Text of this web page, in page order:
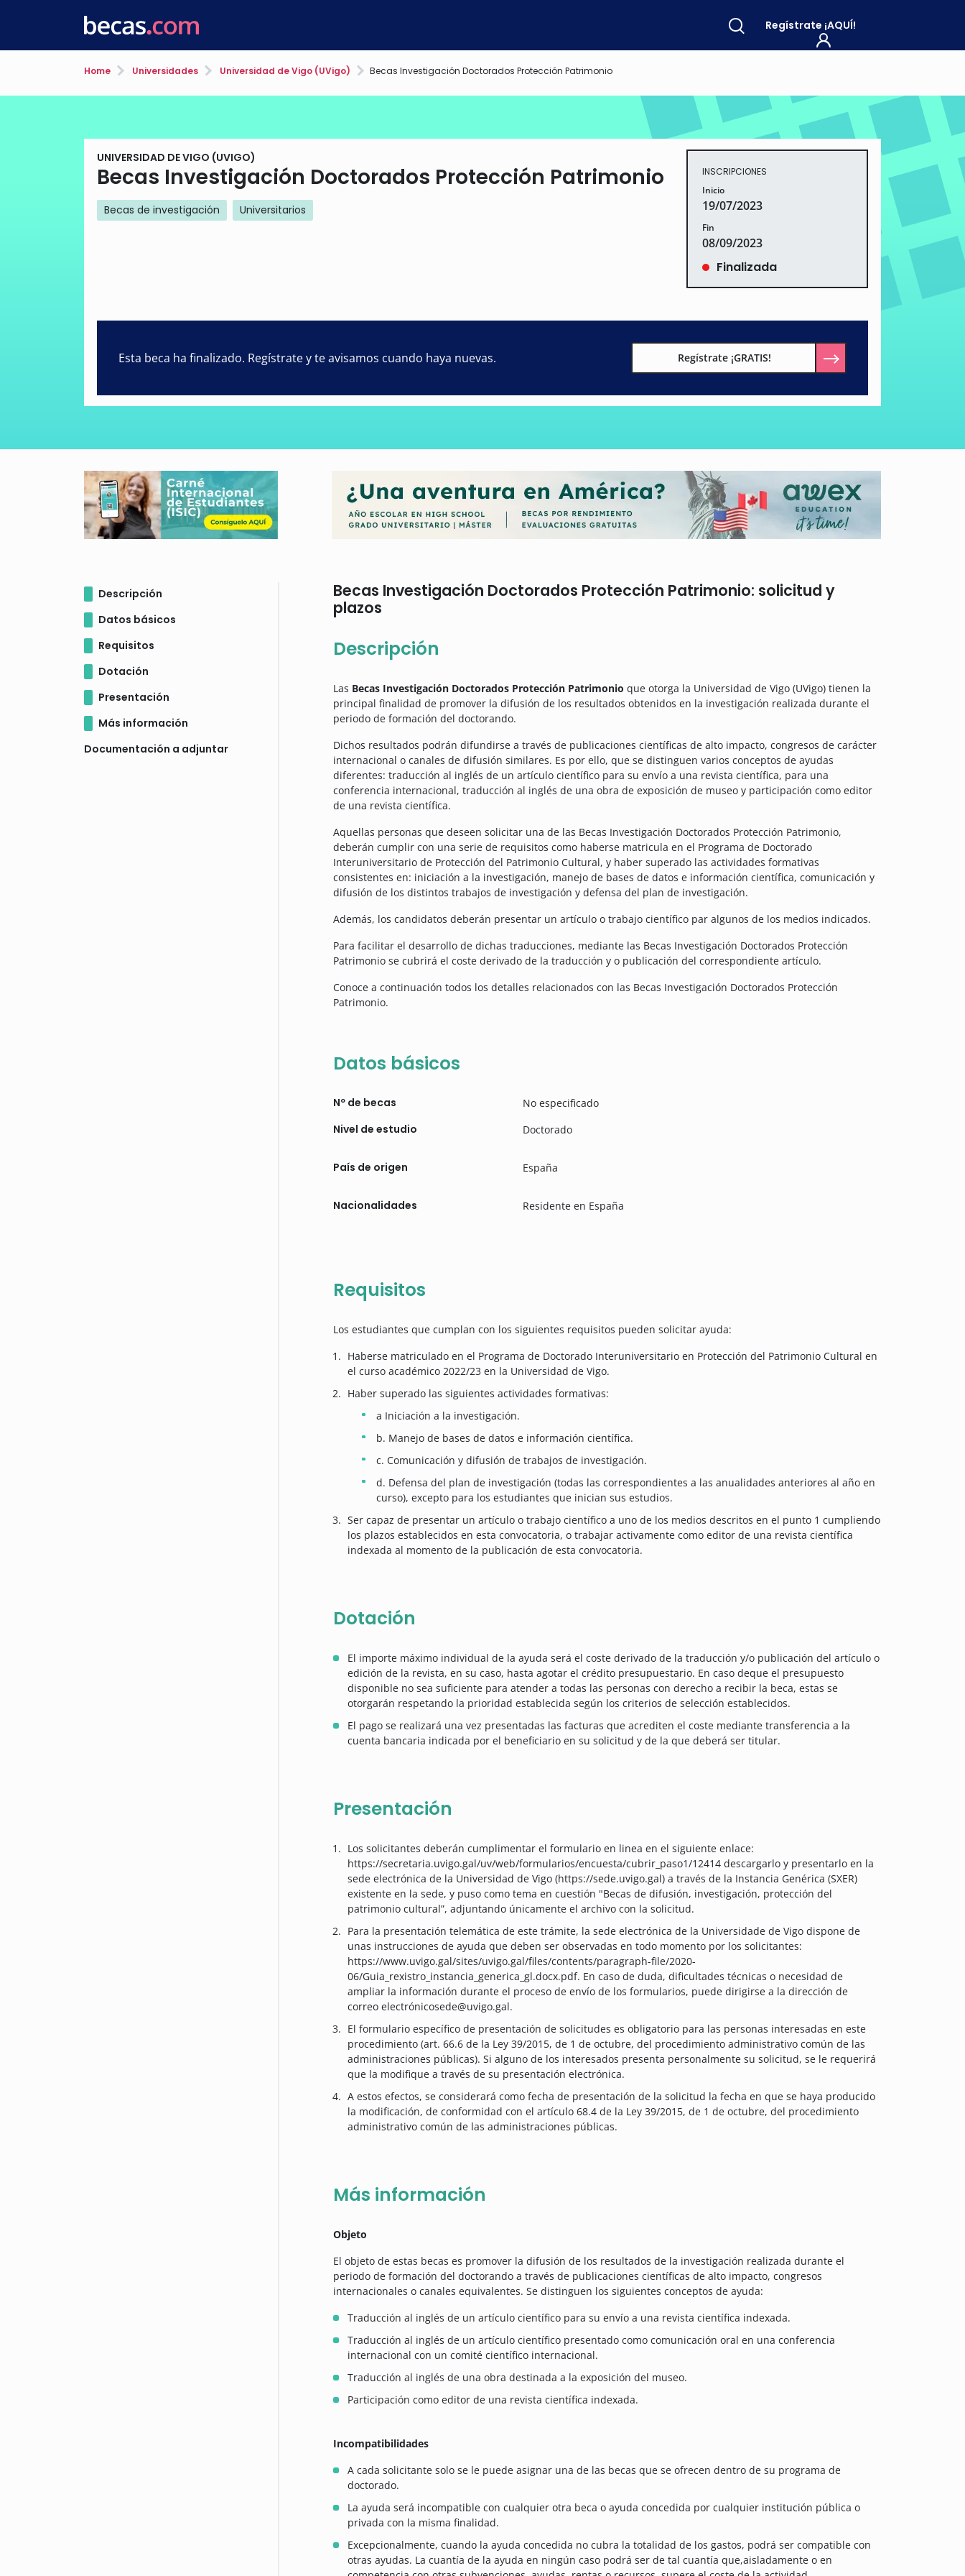
Regístrate ¡AQUÍ!
Home Universidades Universidad de Vigo (UVigo) Becas Investigación Doctorados Protección Patrimonio
UNIVERSIDAD DE VIGO (UVIGO)
Becas Investigación Doctorados Protección Patrimonio
Becas de investigación Universitarios
INSCRIPCIONES
Inicio
19/07/2023
Fin
08/09/2023
Finalizada
Esta beca ha finalizado. Regístrate y te avisamos cuando haya nuevas. Regístrate ¡GRATIS!
Descripción
Datos básicos
Requisitos
Dotación
Presentación
Más información
Documentación a adjuntar
Becas Investigación Doctorados Protección Patrimonio: solicitud y
plazos
Descripción
Las Becas Investigación Doctorados Protección Patrimonio que otorga la Universidad de Vigo (UVigo) tienen la
principal finalidad de promover la difusión de los resultados obtenidos en la investigación realizada durante el
periodo de formación del doctorando.
Dichos resultados podrán difundirse a través de publicaciones científicas de alto impacto, congresos de carácter
internacional o canales de difusión similares. Es por ello, que se distinguen varios conceptos de ayudas
diferentes: traducción al inglés de un artículo científico para su envío a una revista científica, para una
conferencia internacional, traducción al inglés de una obra de exposición de museo y participación como editor
de una revista científica.
Aquellas personas que deseen solicitar una de las Becas Investigación Doctorados Protección Patrimonio,
deberán cumplir con una serie de requisitos como haberse matricula en el Programa de Doctorado
Interuniversitario de Protección del Patrimonio Cultural, y haber superado las actividades formativas
consistentes en: iniciación a la investigación, manejo de bases de datos e información científica, comunicación y
difusión de los distintos trabajos de investigación y defensa del plan de investigación.
Además, los candidatos deberán presentar un artículo o trabajo científico par algunos de los medios indicados.
Para facilitar el desarrollo de dichas traducciones, mediante las Becas Investigación Doctorados Protección
Patrimonio se cubrirá el coste derivado de la traducción y o publicación del correspondiente artículo.
Conoce a continuación todos los detalles relacionados con las Becas Investigación Doctorados Protección
Patrimonio.
Datos básicos
Nº de becas No especificado
Nivel de estudio Doctorado
País de origen España
Nacionalidades Residente en España
Requisitos
Los estudiantes que cumplan con los siguientes requisitos pueden solicitar ayuda:
Haberse matriculado en el Programa de Doctorado Interuniversitario en Protección del Patrimonio Cultural en
el curso académico 2022/23 en la Universidad de Vigo.
Haber superado las siguientes actividades formativas:
a Iniciación a la investigación.
b. Manejo de bases de datos e información científica.
c. Comunicación y difusión de trabajos de investigación.
d. Defensa del plan de investigación (todas las correspondientes a las anualidades anteriores al año en
curso), excepto para los estudiantes que inician sus estudios.
Ser capaz de presentar un artículo o trabajo científico a uno de los medios descritos en el punto 1 cumpliendo
los plazos establecidos en esta convocatoria, o trabajar activamente como editor de una revista científica
indexada al momento de la publicación de esta convocatoria.
Dotación
El importe máximo individual de la ayuda será el coste derivado de la traducción y/o publicación del artículo o
edición de la revista, en su caso, hasta agotar el crédito presupuestario. En caso deque el presupuesto
disponible no sea suficiente para atender a todas las personas con derecho a recibir la beca, estas se
otorgarán respetando la prioridad establecida según los criterios de selección establecidos.
El pago se realizará una vez presentadas las facturas que acrediten el coste mediante transferencia a la
cuenta bancaria indicada por el beneficiario en su solicitud y de la que deberá ser titular.
Presentación
Los solicitantes deberán cumplimentar el formulario en linea en el siguiente enlace:
https://secretaria.uvigo.gal/uv/web/formularios/encuesta/cubrir_paso1/12414 descargarlo y presentarlo en la
sede electrónica de la Universidad de Vigo (https://sede.uvigo.gal) a través de la Instancia Genérica (SXER)
existente en la sede, y puso como tema en cuestión "Becas de difusión, investigación, protección del
patrimonio cultural”, adjuntando únicamente el archivo con la solicitud.
Para la presentación telemática de este trámite, la sede electrónica de la Universidade de Vigo dispone de
unas instrucciones de ayuda que deben ser observadas en todo momento por los solicitantes:
https://www.uvigo.gal/sites/uvigo.gal/files/contents/paragraph-file/2020-
06/Guia_rexistro_instancia_generica_gl.docx.pdf. En caso de duda, dificultades técnicas o necesidad de
ampliar la información durante el proceso de envío de los formularios, puede dirigirse a la dirección de
correo electrónicosede@uvigo.gal.
El formulario específico de presentación de solicitudes es obligatorio para las personas interesadas en este
procedimiento (art. 66.6 de la Ley 39/2015, de 1 de octubre, del procedimiento administrativo común de las
administraciones públicas). Si alguno de los interesados presenta personalmente su solicitud, se le requerirá
que la modifique a través de su presentación electrónica.
A estos efectos, se considerará como fecha de presentación de la solicitud la fecha en que se haya producido
la modificación, de conformidad con el artículo 68.4 de la Ley 39/2015, de 1 de octubre, del procedimiento
administrativo común de las administraciones públicas.
Más información
Objeto
El objeto de estas becas es promover la difusión de los resultados de la investigación realizada durante el
periodo de formación del doctorando a través de publicaciones científicas de alto impacto, congresos
internacionales o canales equivalentes. Se distinguen los siguientes conceptos de ayuda:
Traducción al inglés de un artículo científico para su envío a una revista científica indexada.
Traducción al inglés de un artículo científico presentado como comunicación oral en una conferencia
internacional con un comité científico internacional.
Traducción al inglés de una obra destinada a la exposición del museo.
Participación como editor de una revista científica indexada.
Incompatibilidades
A cada solicitante solo se le puede asignar una de las becas que se ofrecen dentro de su programa de
doctorado.
La ayuda será incompatible con cualquier otra beca o ayuda concedida por cualquier institución pública o
privada con la misma finalidad.
Excepcionalmente, cuando la ayuda concedida no cubra la totalidad de los gastos, podrá ser compatible con
otras ayudas. La cuantía de la ayuda en ningún caso podrá ser de tal cuantía que,aisladamente o en